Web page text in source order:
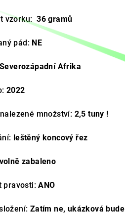
vzorku: 36 gramů
pád: NE
Severozápadní Afrika
2022
množství: 2,5 tuny !
leštěný koncový řez
volně zabaleno
pravosti: ANO
Zatím ne, ukázková bude